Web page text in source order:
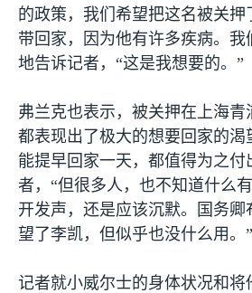
的政策，我们希望把这名被关押
带回家，因为他有许多疾病。我
地告诉记者，“这是我想要的。”
弗兰克也表示，被关押在上海青
都表现出了极大的想要回家的渴
能提早回家一天，都值得为之付
者，“但很多人，也不知道什么
开发声，还是应该沉默。国务卿
望了李凯，但似乎也没什么用。”
记者就小威尔士的身体状况和将